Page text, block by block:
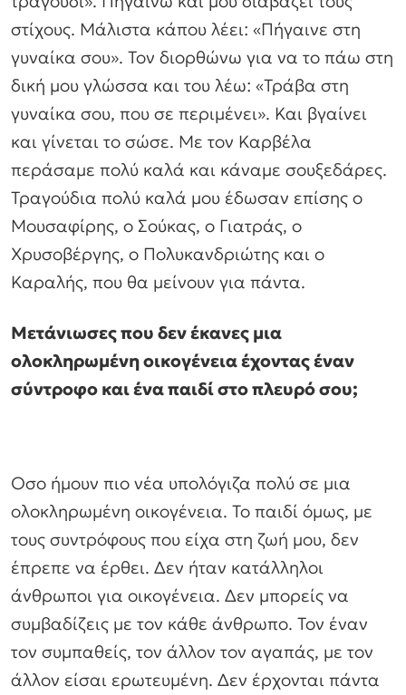
στίχους. Μάλιστα κάπου λέει: «Πήγαινε στη
γυναίκα σου». Τον διορθώνω για να το πάω στη
δική μου γλώσσα και του λέω: «Τράβα στη
γυναίκα σου, που σε περιμένει». Και βγαίνει
και γίνεται το σώσε. Με τον Καρβέλα
περάσαμε πολύ καλά και κάναμε σουξεδάρες.
Τραγούδια πολύ καλά μου έδωσαν επίσης ο
Μουσαφίρης, ο Σούκας, ο Γιατράς, ο
Χρυσοβέργης, ο Πολυκανδριώτης και ο
Καραλής, που θα μείνουν για πάντα.
Μετάνιωσες που δεν έκανες μια
ολοκληρωμένη οικογένεια έχοντας έναν
σύντροφο και ένα παιδί στο πλευρό σου;
Οσο ήμουν πιο νέα υπολόγιζα πολύ σε μια
ολοκληρωμένη οικογένεια. Το παιδί όμως, με
τους συντρόφους που είχα στη ζωή μου, δεν
έπρεπε να έρθει. Δεν ήταν κατάλληλοι
άνθρωποι για οικογένεια. Δεν μπορείς να
συμβαδίζεις με τον κάθε άνθρωπο. Τον έναν
τον συμπαθείς, τον άλλον τον αγαπάς, με τον
άλλον είσαι ερωτευμένη. Δεν έρχονται πάντα